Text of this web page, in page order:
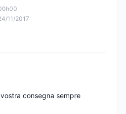
11/2017
consegna sempre